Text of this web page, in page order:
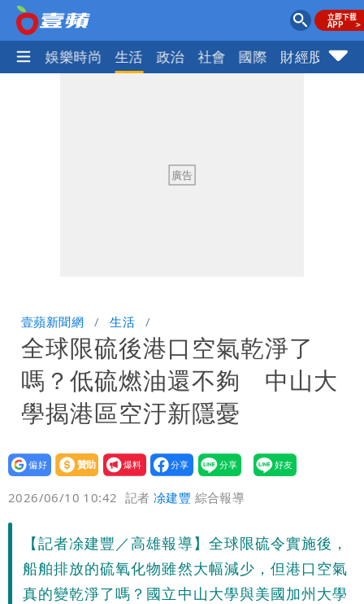
熱門 娛樂時尚 生活 政治 社會 國際 財經股市
壹蘋新聞網 生活
全球限硫後港口空氣乾淨了
嗎？低硫燃油還不夠 中山大
學揭港區空汙新隱憂
設為
贊助
我要
爆料
2026/06/10 10:42 記者凃建豐 綜合報導
【記者凃建豐／高雄報導】全球限硫令實施後，
船舶排放的硫氧化物雖然大幅減少，但港口空氣
真的變乾淨了嗎？國立中山大學與美國加州大學